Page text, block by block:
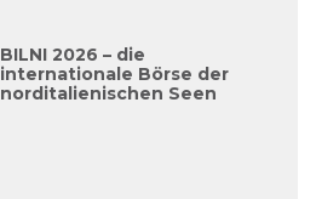
BILNI 2026 – die
internationale Börse der
norditalienischen Seen